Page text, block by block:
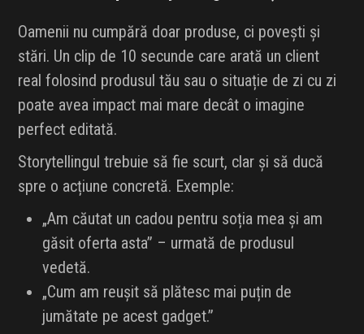
Oamenii nu cumpără doar produse, ci povești și
stări. Un clip de 10 secunde care arată un client
real folosind produsul tău sau o situație de zi cu zi
poate avea impact mai mare decât o imagine
perfect editată.
Storytellingul trebuie să fie scurt, clar și să ducă
spre o acțiune concretă. Exemple:
„Am căutat un cadou pentru soția mea și am
găsit oferta asta” – urmată de produsul
vedetă.
„Cum am reușit să plătesc mai puțin de
jumătate pe acest gadget.”